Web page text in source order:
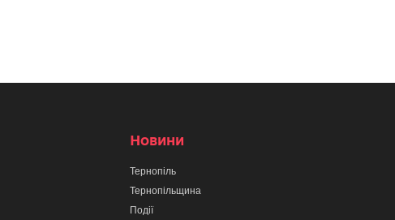
Новини
Тернопіль
Тернопільщина
Події